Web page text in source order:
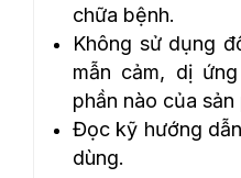
chữa bệnh.
Không sử dụng
mẫn cảm, dị
phần nào của sản
Đọc kỹ hướng
dùng.